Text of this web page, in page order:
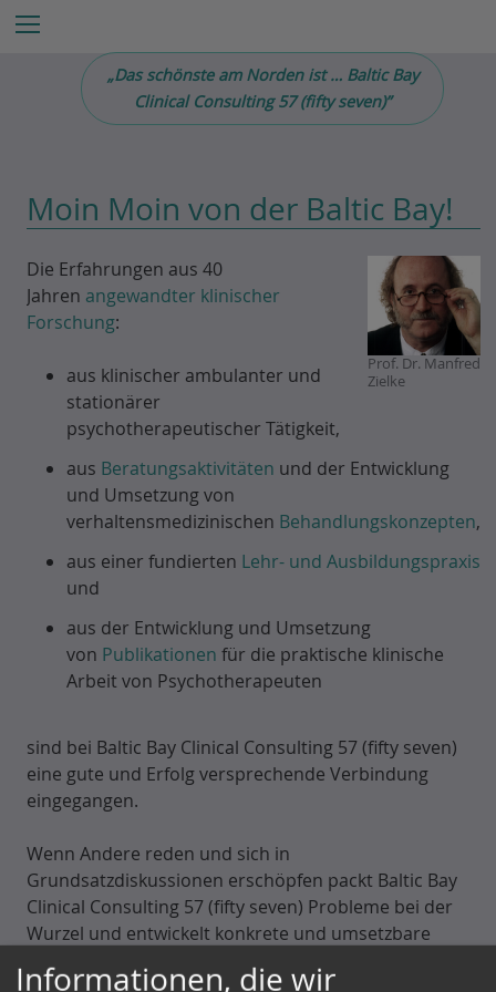
„Das schönste am Norden ist … Baltic Bay
Clinical Consulting 57 (fifty seven)”
Moin Moin von der Baltic Bay!
Prof. Dr. Manfred
Zielke
Die Erfahrungen aus 40
Jahren angewandter klinischer
Forschung:
aus klinischer ambulanter und
stationärer
psychotherapeutischer Tätigkeit,
aus Beratungsaktivitäten und der Entwicklung
und Umsetzung von
verhaltensmedizinischen Behandlungskonzepten,
aus einer fundierten Lehr- und Ausbildungspraxis
und
aus der Entwicklung und Umsetzung
von Publikationen für die praktische klinische
Arbeit von Psychotherapeuten
sind bei Baltic Bay Clinical Consulting 57 (fifty seven)
eine gute und Erfolg versprechende Verbindung
eingegangen.
Wenn Andere reden und sich in
Grundsatzdiskussionen erschöpfen packt Baltic Bay
Clinical Consulting 57 (fifty seven) Probleme bei der
Wurzel und entwickelt konkrete und umsetzbare
und begleitet die Lösungsansätze bis sie von selbst
Informationen, die wir